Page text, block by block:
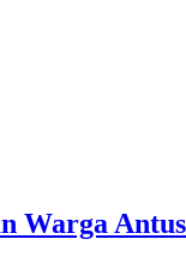
Warga